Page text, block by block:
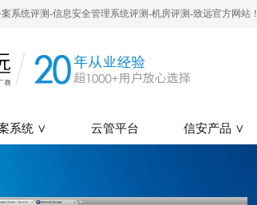
系统评测-信息安全管理系统评测-机房评测-致远官方网站！
系统 ∨ 云管平台 信安产品 ∨